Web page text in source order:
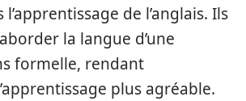
de l’anglais. Ils
la langue d’une
formelle, rendant
plus agréable.